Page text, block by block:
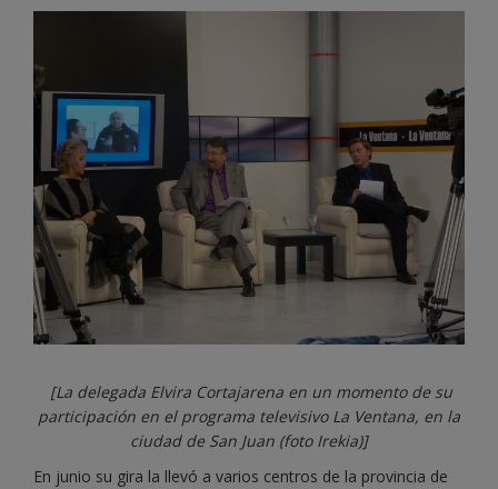
[La delegada Elvira Cortajarena en un momento de su
participación en el programa televisivo La Ventana, en la
ciudad de San Juan (foto Irekia)]
En junio su gira la llevó a varios centros de la provincia de